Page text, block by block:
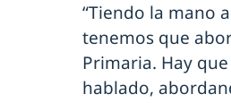
“Tiendo la mano
tenemos que
Primaria. Hay
hablado,